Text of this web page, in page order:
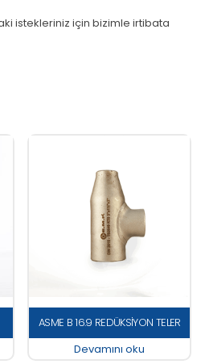
istekleriniz için bizimle irtibata
ASME B 16.9 REDÜKSİYON TELER
Devamını oku